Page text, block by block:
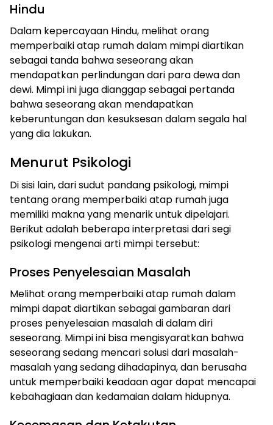
Hindu
Dalam kepercayaan Hindu, melihat orang
memperbaiki atap rumah dalam mimpi diartikan
sebagai tanda bahwa seseorang akan
mendapatkan perlindungan dari para dewa dan
dewi. Mimpi ini juga dianggap sebagai pertanda
bahwa seseorang akan mendapatkan
keberuntungan dan kesuksesan dalam segala hal
yang dia lakukan.
Menurut Psikologi
Di sisi lain, dari sudut pandang psikologi, mimpi
tentang orang memperbaiki atap rumah juga
memiliki makna yang menarik untuk dipelajari.
Berikut adalah beberapa interpretasi dari segi
psikologi mengenai arti mimpi tersebut:
Proses Penyelesaian Masalah
Melihat orang memperbaiki atap rumah dalam
mimpi dapat diartikan sebagai gambaran dari
proses penyelesaian masalah di dalam diri
seseorang. Mimpi ini bisa mengisyaratkan bahwa
seseorang sedang mencari solusi dari masalah-
masalah yang sedang dihadapinya, dan berusaha
untuk memperbaiki keadaan agar dapat mencapai
kebahagiaan dan kedamaian dalam hidupnya.